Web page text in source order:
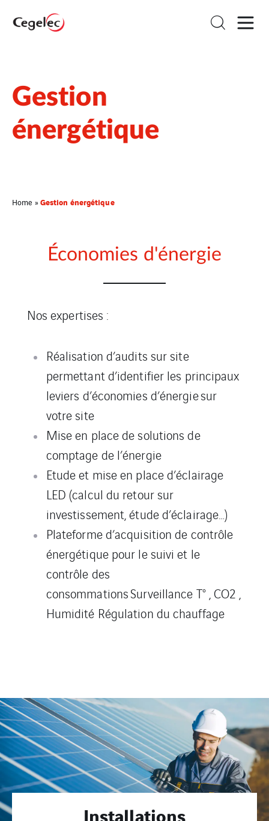
Gestion
énergétique
Home »Gestion énergétique
Économies d'énergie
Nos expertises :
Réalisation d’audits sur site
permettant d’identifier les principaux
leviers d’économies d’énergiesur
votre site
Mise en place de solutions de
comptage de l’énergie
Etude et mise en place d’éclairage
LED (calcul du retour sur
investissement, étude d’éclairage…)
Plateforme d’acquisition de contrôle
énergétique pour le suivi et le
contrôle des
consommationsSurveillance T° , CO2 ,
Humidité Régulation du chauffage
Installations